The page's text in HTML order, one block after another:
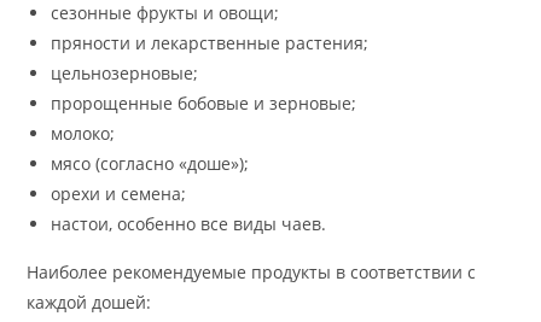
сезонные фрукты и овощи;
пряности и лекарственные растения;
цельнозерновые;
пророщенные бобовые и зерновые;
молоко;
мясо (согласно «доше»);
орехи и семена;
настои, особенно все виды чаев.
Наиболее рекомендуемые продукты в соответствии с
каждой дошей: